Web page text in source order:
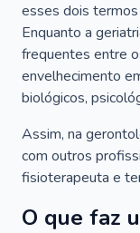
esses dois
Enquanto a
frequentes entre
envelhecimento
biológicos,
Assim, na
com outros
fisioterapeuta e
O que faz